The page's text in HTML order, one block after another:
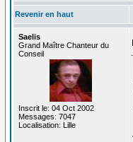
Revenir en haut
Saelis
Grand Maître Chanteur du
Conseil
Inscrit le: 04 Oct 2002
Messages: 7047
Localisation: Lille